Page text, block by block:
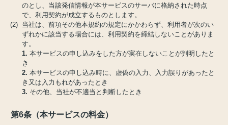
のとし、当該発信情報が本サービスのサーバに格納された時点
で、利用契約が成立するものとします。
(2) 当社は、前項その他本規約の規定にかかわらず、利用者が次のい
ずれかに該当する場合には、利用契約を締結しないことがありま
す。
1. 本サービスの申し込みをした方が実在しないことが判明したと
き
2. 本サービスの申し込み時に、虚偽の入力、入力誤りがあったと
き又は入力もれがあったとき
3. その他、当社が不適当と判断したとき
第6条（本サービスの料金）